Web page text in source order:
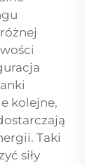
kolejne,
Taki
siły